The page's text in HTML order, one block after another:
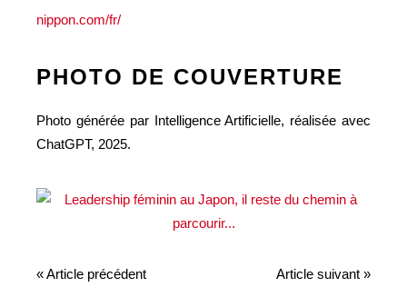
nippon.com/fr/
PHOTO DE COUVERTURE
Photo générée par Intelligence Artificielle, réalisée avec
ChatGPT, 2025.
« Article précédent Article suivant »